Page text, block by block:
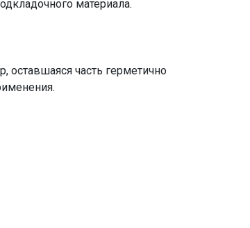
материала.
оставшаяся часть герметично